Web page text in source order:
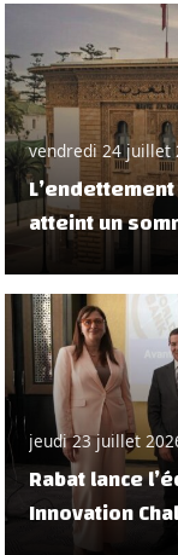
vendredi 24 juillet
atteint un
jeudi 23 juillet
Rabat lance
Innovation